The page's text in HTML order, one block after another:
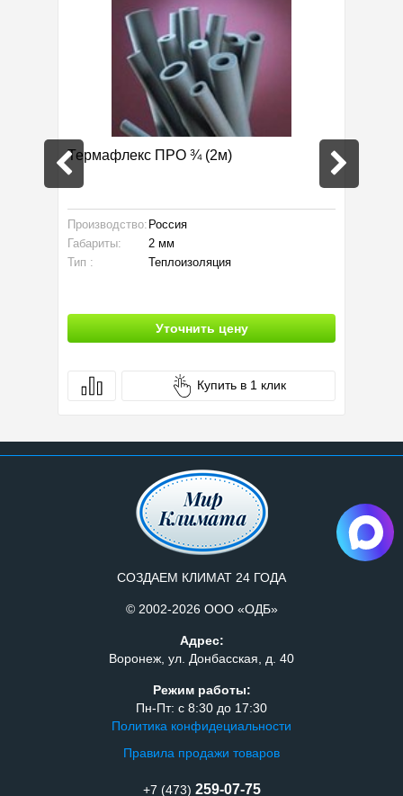
Термафлекс ПРО ¾ (2м)
Производство: Россия
Габариты:
2 мм
Тип :
Теплоизоляция
Уточнить цену
Купить в 1 клик
СОЗДАЕМ КЛИМАТ 24 ГОДА
© 2002-2026 ООО «ОДБ»
Адрес:
Воронеж, ул. Донбасская, д. 40
Режим работы:
Пн-Пт: с 8:30 до 17:30
Политика конфидециальности
Правила продажи товаров
+7 (473) 259-07-75